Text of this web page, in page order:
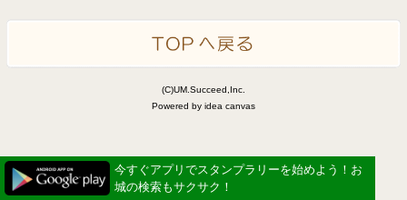
(C)UM.Succeed,Inc.
Powered by idea canvas
今すぐアプリでスタンプラリーを始めよう！お
城の検索もサクサク！